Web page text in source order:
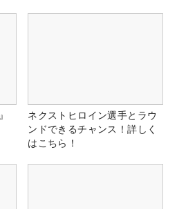
ネクストヒロイン選手とラウ
ンドできるチャンス！詳しく
はこちら！